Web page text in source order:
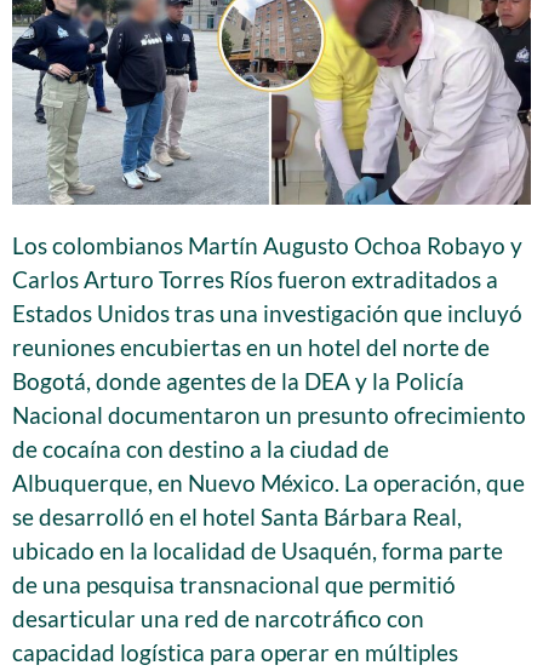
Los colombianos Martín Augusto Ochoa Robayo y
Carlos Arturo Torres Ríos fueron extraditados a
Estados Unidos tras una investigación que incluyó
reuniones encubiertas en un hotel del norte de
Bogotá, donde agentes de la DEA y la Policía
Nacional documentaron un presunto ofrecimiento
de cocaína con destino a la ciudad de
Albuquerque, en Nuevo México. La operación, que
se desarrolló en el hotel Santa Bárbara Real,
ubicado en la localidad de Usaquén, forma parte
de una pesquisa transnacional que permitió
desarticular una red de narcotráfico con
capacidad logística para operar en múltiples